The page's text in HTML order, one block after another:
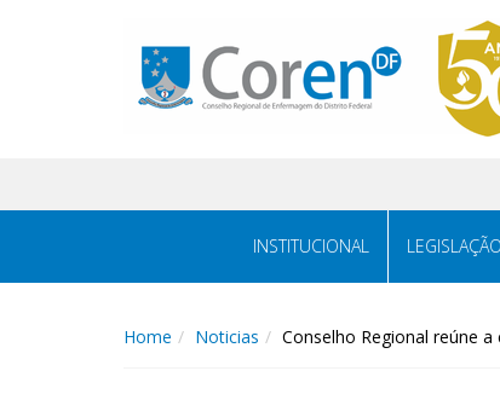
INSTITUCIONAL LEGISLAÇÃO
Home Noticias Conselho Regional reúne